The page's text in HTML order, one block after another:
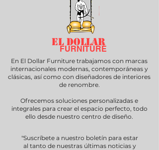
EL DOLLAR
FURNITURE
En El Dollar Furniture trabajamos con marcas
internacionales modernas, contemporáneas y
clásicas, así como con diseñadores de interiores
de renombre.
Ofrecemos soluciones personalizadas e
integrales para crear el espacio perfecto, todo
ello desde nuestro centro de diseño.
"Suscríbete a nuestro boletín para estar
al tanto de nuestras últimas noticias y